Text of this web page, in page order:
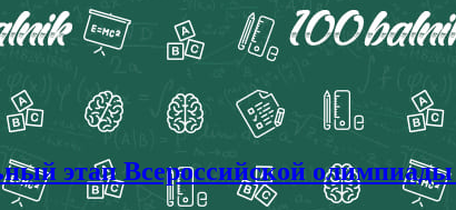
Всероссийской олимпиады